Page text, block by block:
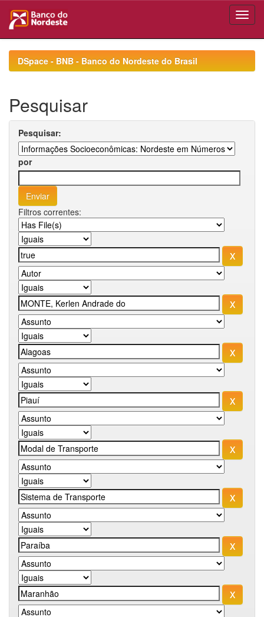
navigationDSpace - BNB - Banco do Nordeste do Brasil
Pesquisar
Pesquisar:
por
Filtros correntes: